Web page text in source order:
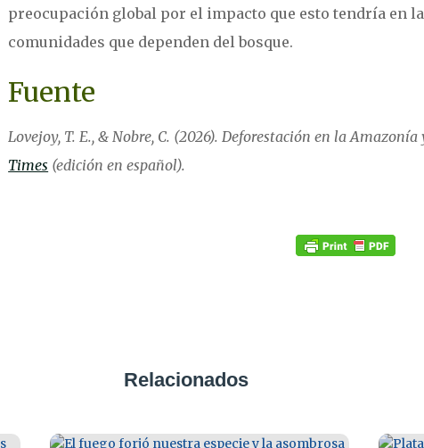
preocupación global por el impacto que esto tendría en
comunidades que dependen del bosque.
Fuente
Lovejoy, T. E., & Nobre, C. (2026). Deforestación en la
Times (edición en español).
Relacionados